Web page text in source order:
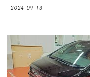
2024-09-13